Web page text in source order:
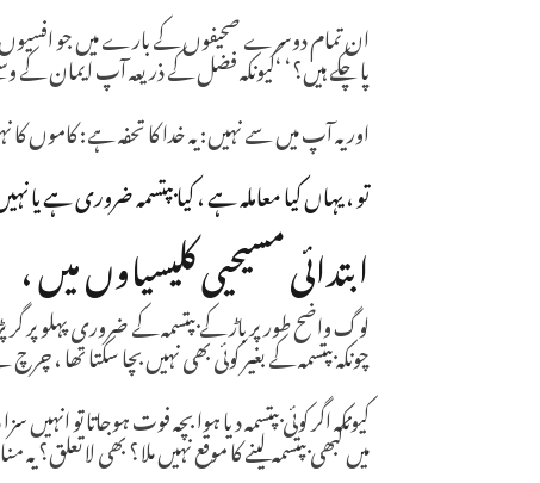
پا چکے ہیں؟‘ ‘کیونکہ فضل کے ذریعہ آپ ایمان
اور یہ آپ میں سے نہیں: یہ خدا کا تحفہ ہے: کاموں کا
تو ، یہاں کیا معاملہ ہے ، کیا بپتسمہ ضروری ہے یا
ابتدائی مسیحیی کلیسیاوں میں ،
لوگ واضح طور پر باڑ کے بپتسمہ کے ضروری پہلو
چونکہ بپتسمہ کے بغیر کوئی بھی نہیں بچا سکتا تھا ،
کیونکہ اگر کوئی بپتسمہ دیا ہوا بچہ فوت ہوجاتا تو
میں کبھی بپتسمہ لینے کا موقع نہیں ملا؟ بھی